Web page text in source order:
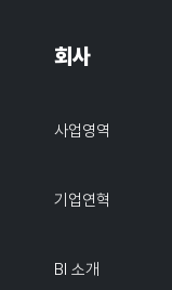
회사
사업영역
기업연혁
BI 소개